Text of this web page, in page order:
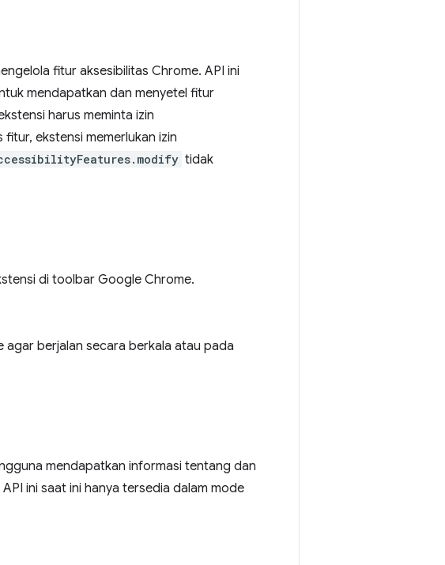
fitur aksesibilitas Chrome. API ini
mendapatkan dan menyetel fitur
harus meminta izin
ekstensi memerlukan izin
tidak
di toolbar Google Chrome.
agar berjalan secara berkala atau pada
mendapatkan informasi tentang dan
ini saat ini hanya tersedia dalam mode